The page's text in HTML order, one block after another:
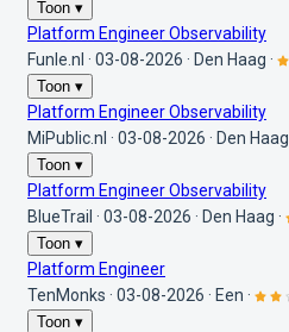
Toon ▾
Platform Engineer Observability
Funle.nl · 03-08-2026 · Den Haag ·
Toon ▾
Platform Engineer Observability
MiPublic.nl · 03-08-2026 · Den Haag
Toon ▾
Platform Engineer Observability
BlueTrail · 03-08-2026 · Den Haag ·
Toon ▾
Platform Engineer
TenMonks · 03-08-2026 · Een ·
Toon ▾